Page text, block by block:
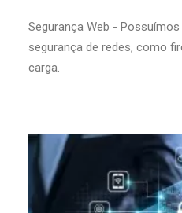
Segurança Web -
segurança de redes, como
carga.